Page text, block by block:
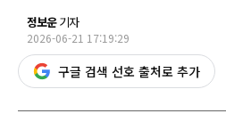
정보운기자
2026-06-21 17:19:29
구글 검색 선호 출처로 추가